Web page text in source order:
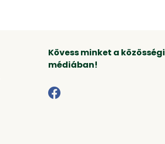
Kövess minket a közösségi
médiában!